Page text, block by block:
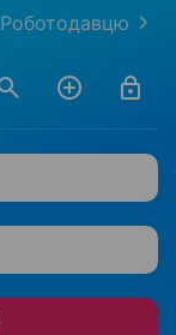
Роботодавцю